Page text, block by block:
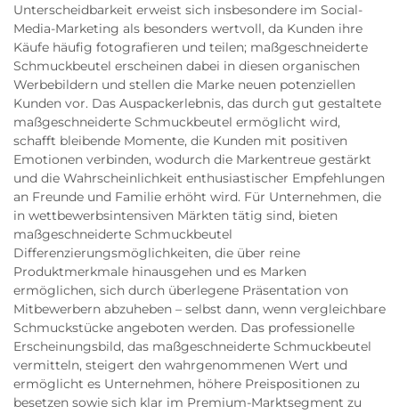
Unterscheidbarkeit erweist sich insbesondere im Social-
Media-Marketing als besonders wertvoll, da Kunden ihre
Käufe häufig fotografieren und teilen; maßgeschneiderte
Schmuckbeutel erscheinen dabei in diesen organischen
Werbebildern und stellen die Marke neuen potenziellen
Kunden vor. Das Auspackerlebnis, das durch gut gestaltete
maßgeschneiderte Schmuckbeutel ermöglicht wird,
schafft bleibende Momente, die Kunden mit positiven
Emotionen verbinden, wodurch die Markentreue gestärkt
und die Wahrscheinlichkeit enthusiastischer Empfehlungen
an Freunde und Familie erhöht wird. Für Unternehmen, die
in wettbewerbsintensiven Märkten tätig sind, bieten
maßgeschneiderte Schmuckbeutel
Differenzierungsmöglichkeiten, die über reine
Produktmerkmale hinausgehen und es Marken
ermöglichen, sich durch überlegene Präsentation von
Mitbewerbern abzuheben – selbst dann, wenn vergleichbare
Schmuckstücke angeboten werden. Das professionelle
Erscheinungsbild, das maßgeschneiderte Schmuckbeutel
vermitteln, steigert den wahrgenommenen Wert und
ermöglicht es Unternehmen, höhere Preispositionen zu
besetzen sowie sich klar im Premium-Marktsegment zu